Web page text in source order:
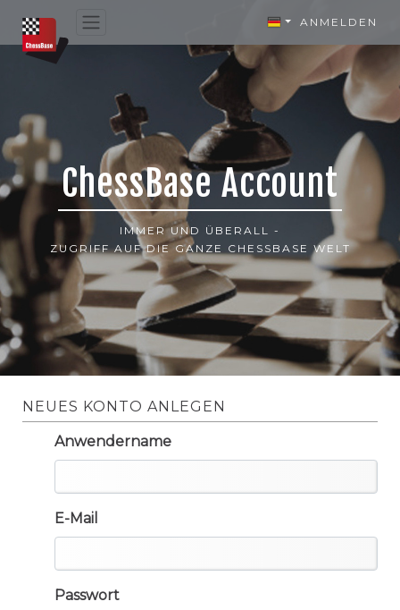
ANMELDEN
ChessBase Account
IMMER UND ÜBERALL -
ZUGRIFF AUF DIE GANZE CHESSBASE WELT
NEUES KONTO ANLEGEN
Anwendername
E-Mail
Passwort